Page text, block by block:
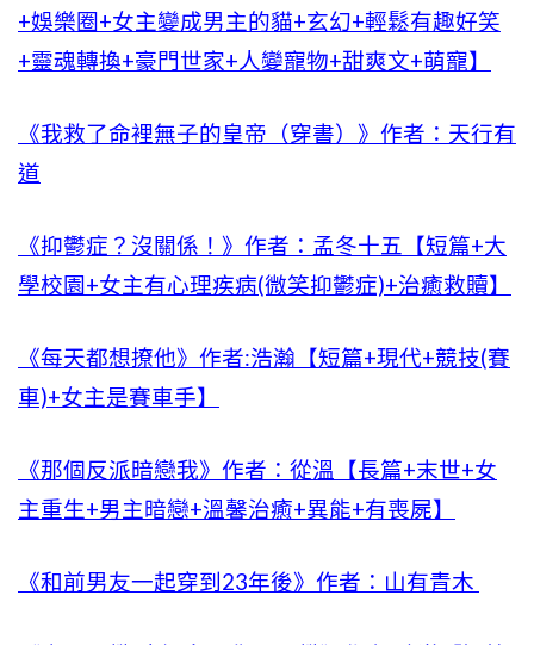
+娛樂圈+女主變成男主的貓+玄幻+輕鬆有趣好笑
+靈魂轉換+豪門世家+人變寵物+甜爽文+萌寵】
《我救了命裡無子的皇帝（穿書）》作者：天行有
道
《抑鬱症？沒關係！》作者：孟冬十五【短篇+大
學校園+女主有心理疾病(微笑抑鬱症)+治癒救贖】
《每天都想撩他》作者:浩瀚【短篇+現代+競技(賽
車)+女主是賽車手】
《那個反派暗戀我》作者：從溫【長篇+末世+女
主重生+男主暗戀+溫馨治癒+異能+有喪屍】
《和前男友一起穿到23年後》作者：山有青木